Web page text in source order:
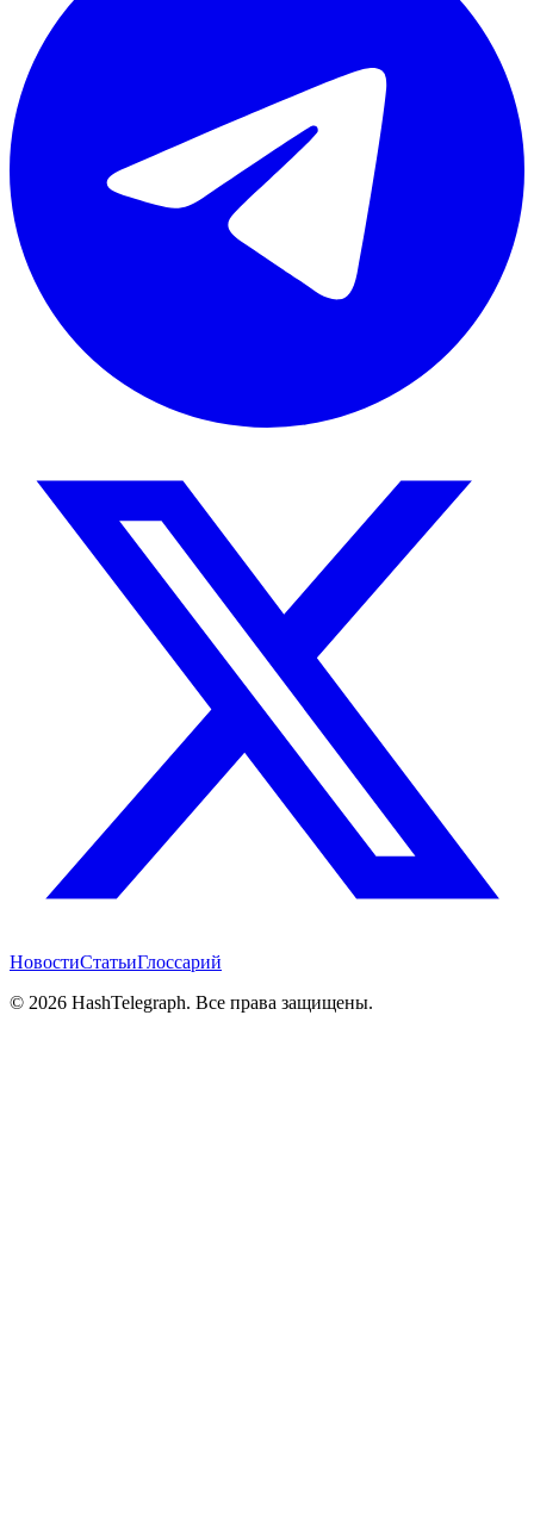
НовостиСтатьиГлоссарий
© 2026 HashTelegraph. Все права защищены.